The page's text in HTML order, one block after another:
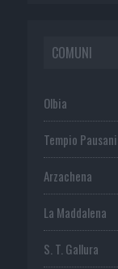
COMUNI
Olbia
Tempio
Arzachena
La Maddalena
S. T. Gallura